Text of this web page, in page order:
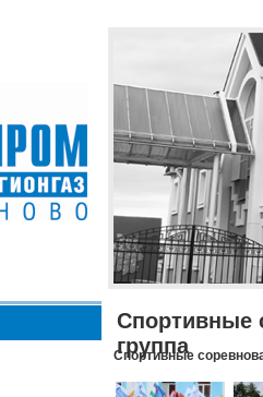
Спортивные
группа
Спортивные